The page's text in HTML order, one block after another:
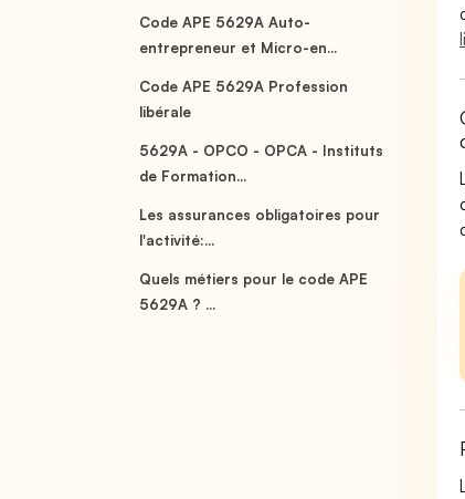
Code APE 5629A Auto-
entrepreneur et Micro-en...
Code APE 5629A Profession
libérale
5629A - OPCO - OPCA - Instituts
de Formation...
Les assurances obligatoires pour
l'activité:...
Quels métiers pour le code APE
5629A ? ...